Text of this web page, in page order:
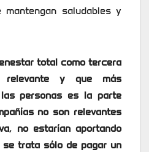
saludables y
total como tercera
relevante y que más
personas es la parte
no son relevantes
no estarían aportando
trata sólo de pagar un